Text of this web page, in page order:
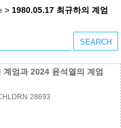
> 1980.05.17 최규하의 계엄
엄과 2024 윤석열의 계엄
28693